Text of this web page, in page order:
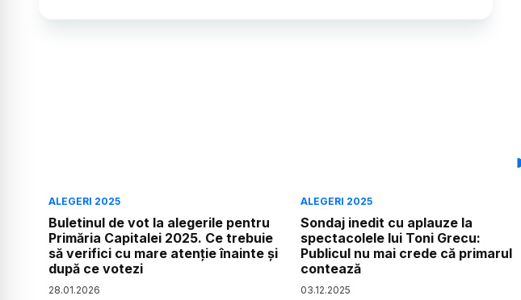
ALEGERI 2025
Buletinul de vot la alegerile pentru
Primăria Capitalei 2025. Ce trebuie
să verifici cu mare atenție înainte și
după ce votezi
28.01.2026
ALEGERI 2025
Sondaj inedit cu aplauze la
spectacolele lui Toni Grecu:
Publicul nu mai crede că primarul
contează
03.12.2025